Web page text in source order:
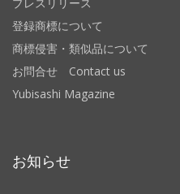
登録商標について
商標侵害・類似品について
お問合せ Contact us
Yubisashi Magazine
お知らせ